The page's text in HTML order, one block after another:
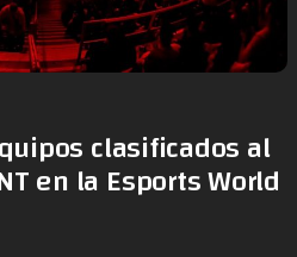
clasificados al
en la Esports World